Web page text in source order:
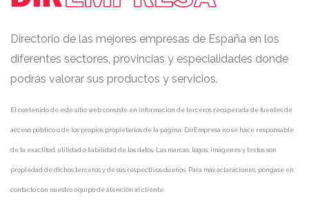
Directorio de las mejores empresas de España en los
diferentes sectores, provincias y especialidades donde
podrás valorar sus productos y servicios.
El contenido de este sitio web consiste en información de terceros recuperada de fuentes de
acceso público o de los propios propietarios de la página. DirEmpresa no se hace responsable
de la exactitud, utilidad o fiabilidad de los datos. Las marcas, logos, imágenes y textos son
propiedad de dichos terceros y de sus respectivos dueños. Para más aclaraciones, póngase en
contacto con nuestro equipo de atención al cliente.